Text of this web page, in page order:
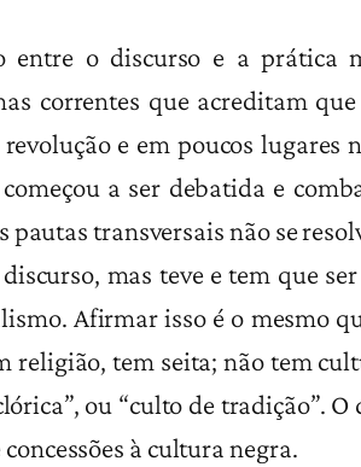
entre o discurso e a prática
correntes que acreditam
e em poucos
a ser debatida e
transversais não se
mas teve e tem que
Afirmar isso é o mesmo
religião, tem seita; não tem
ou “culto de tradição”.
à cultura negra.